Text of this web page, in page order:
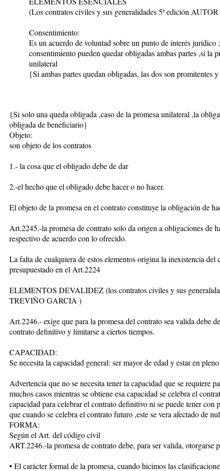
(Los contratos civiles y sus generalidades 5ª edición
Consentimiento:
Es un acuerdo de voluntad sobre un punto de interés jurídico
consentimiento pueden quedar obligadas ambas partes ,si la
unilateral
{Si ambas partes quedan obligadas, las dos son promitentes
{Si solo una queda obligada ,caso de la promesa unilateral ,la
obligada de beneficiario}
Objeto:
son objeto de los contratos
1.- la cosa que el obligado debe de dar
2.-el hecho que el obligado debe hacer o no hacer.
El objeto de la promesa en el contrato constituye la obligación de
Art.2245.-la promesa de contrato solo da origen a obligaciones de
respectivo de acuerdo con lo ofrecido.
La falta de cualquiera de estos elementos origina la inexistencia
presupuestado en el Art.2224
ELEMENTOS DEVALIDEZ (los contratos civiles y sus
TREVIÑO GARCIA )
Art.2246.- exige que para la promesa del contrato sea valida debe
contrato definitivo y limitarse a ciertos tiempos.
CAPACIDAD:
Se necesita la capacidad general: ser mayor de edad y estar en
Advertencia que no se necesita tener la capacidad que se requiere
muchos casos mientras se obtiene esa capacidad se celebra el
capacidad para celebrar el contrato definitivo ni se puede tener con
que cuando se celebra el contrato futuro ,este se vera afectado de
FORMA:
Según el Art. del código civil
ART.2246.-la promesa de contrato debe, para ser valida, otorgarse
• El carácter formal de la promesa, cuando hicimos las